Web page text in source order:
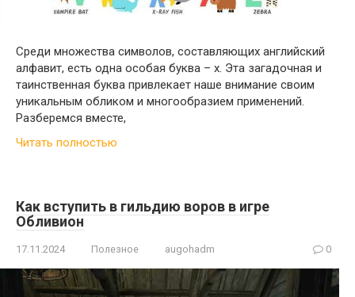
Среди множества символов, составляющих английский
алфавит, есть одна особая буква – x. Эта загадочная и
таинственная буква привлекает наше внимание своим
уникальным обликом и многообразием применений.
Разберемся вместе,
Читать полностью
Как вступить в гильдию воров в игре
Обливион
17.11.2024 Полезное augohadm 0